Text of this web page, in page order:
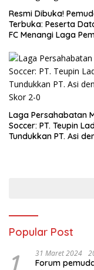
Resmi Dibuka!
Terbuka: Peserta
FC Menangi Laga
Laga Persahabatan
Soccer: PT. Teupin
Tundukkan PT. Asi
Popular Post
1 31 Maret 2024
Forum